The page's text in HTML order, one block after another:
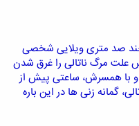
در نوامبر سال ۱۹۸۱، در چند صد متری ویلایی شخصی
علت مرگ ناتالی را غرق شدن
او با همسرش، ساعتی پیش از
گمانه زنی ها در این باره